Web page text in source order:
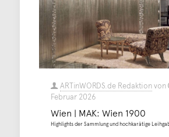
ARTinWORDS.de Redaktionvon
Februar 2026
Wien | MAK: Wien 1900
Highlights der Sammlung und hochkarätige